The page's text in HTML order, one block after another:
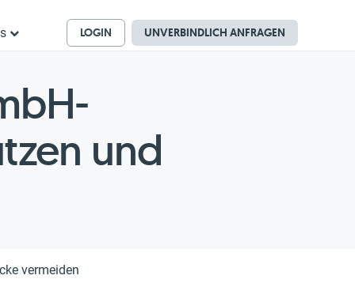
LOGIN UNVERBINDLICH ANFRAGEN
und
vermeiden